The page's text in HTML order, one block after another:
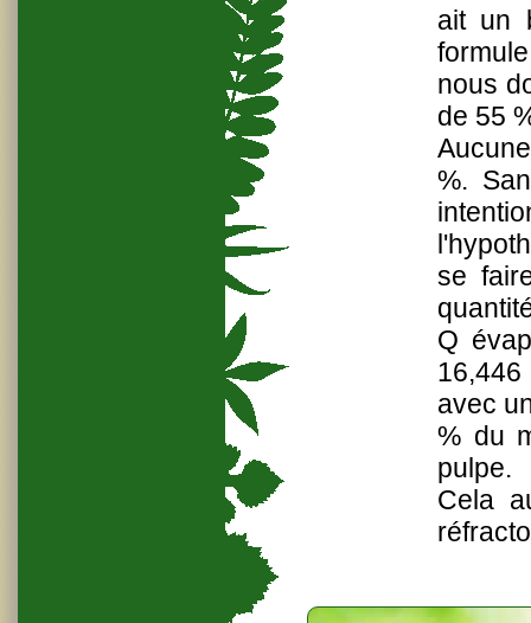
ait un
nous
de 55
%.
se
Q
16,446
avec
% du
pulpe.
Cela